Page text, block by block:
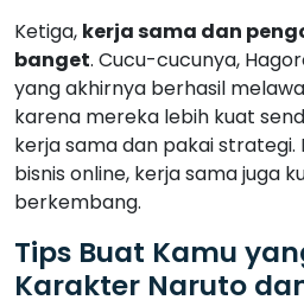
Tips Buat Kamu
Karakter Naruto